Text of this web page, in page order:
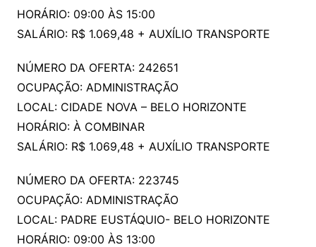
HORÁRIO: 09:00 ÀS 15:00
SALÁRIO: R$ 1.069,48 + AUXÍLIO TRANSPORTE
NÚMERO DA OFERTA: 242651
OCUPAÇÃO: ADMINISTRAÇÃO
LOCAL: CIDADE NOVA – BELO HORIZONTE
HORÁRIO: À COMBINAR
SALÁRIO: R$ 1.069,48 + AUXÍLIO TRANSPORTE
NÚMERO DA OFERTA: 223745
OCUPAÇÃO: ADMINISTRAÇÃO
LOCAL: PADRE EUSTÁQUIO- BELO HORIZONTE
HORÁRIO: 09:00 ÀS 13:00